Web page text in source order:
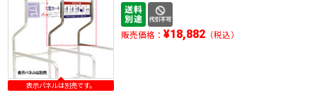
表示パネルは別売です。
販売価格： ¥18,882（税込）